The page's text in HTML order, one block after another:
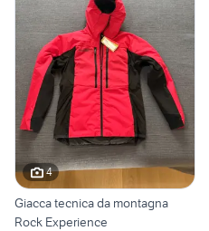
4
Giacca tecnica da montagna
Rock Experience